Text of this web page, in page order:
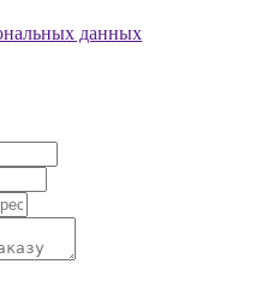
данных